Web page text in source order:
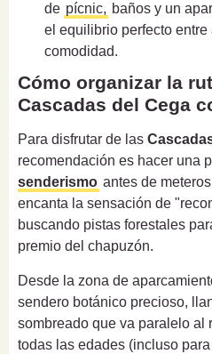
de pícnic, baños y un
el equilibrio perfecto
comodidad.
Cómo organizar la
Cascadas del Cega
Para disfrutar de las
recomendación es hacer una
senderismo antes de
encanta la sensación de
buscando pistas forestales
premio del chapuzón.
Desde la zona de
sendero botánico precioso,
sombreado que va paralelo al
todas las edades (incluso